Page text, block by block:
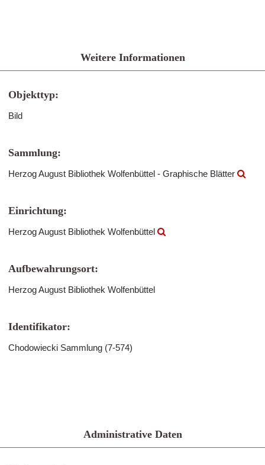
Weitere Informationen
Objekttyp:
Bild
Sammlung:
Herzog August Bibliothek Wolfenbüttel - Graphische Blätter
Einrichtung:
Herzog August Bibliothek Wolfenbüttel
Aufbewahrungsort:
Herzog August Bibliothek Wolfenbüttel
Identifikator:
Chodowiecki Sammlung (7-574)
Administrative Daten